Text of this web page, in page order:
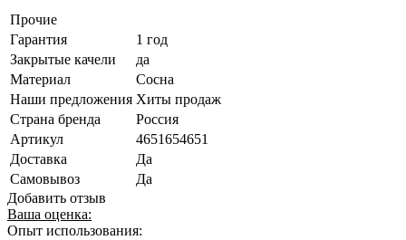
Прочие
Гарантия
1 год
Закрытые качели
да
Материал
Сосна
Наши предложения Хиты продаж
Страна бренда
Россия
Артикул
4651654651
Доставка
Да
Самовывоз
Да
Добавить отзыв
Ваша оценка:
Опыт использования: